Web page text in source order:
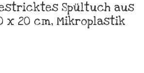
Spültuch aus
x 20 cm, Mikroplastik